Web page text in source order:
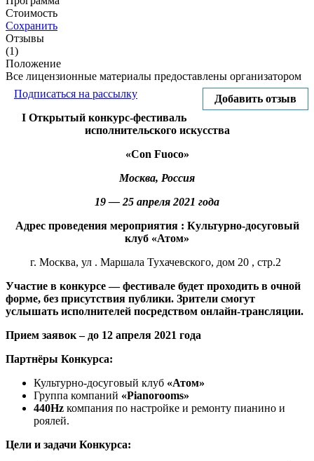
Стоимость
Сохранить
Отзывы
(1)
Положение
Все лицензионные материалы предоставлены организатором
Добавить отзыв
Подписаться на рассылку
I Открытый конкурс-фестиваль
исполнительского искусства
«Con Fuoco»
Москва, Россия
19 — 25 апреля 2021 года
Адрес проведения мероприятия : Культурно-досуговый
клуб «Атом»
г. Москва, ул . Маршала Тухачевского, дом 20 , стр.2
Участие в конкурсе — фестивале будет проходить в очной
форме, без присутствия публики. Зрители смогут
услышать исполнителей посредством онлайн-трансляции.
Прием заявок – до 12 апреля 2021 года
Партнёры Конкурса:
Культурно-досуговый клуб «Атом»
Группа компаний «Pianorooms»
440Hz компания по настройке и ремонту пианино и
роялей.
Цели и задачи Конкурса: